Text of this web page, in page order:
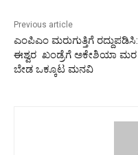
Previous article
ಎಂಪಿಎಂ ಮರುಗುತ್ತಿಗೆ ರದ್ದುಪಡಿಸಿ:
ಈಶ್ವರ ಖಂಡ್ರೆಗೆ ಅಕೇಶಿಯಾ ಮರ
ಬೇಡ ಒಕ್ಕೂಟ ಮನವಿ